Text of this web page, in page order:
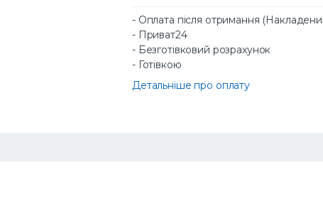
- Оплата після отримання
- Приват24
- Безготівковий розрахунок
- Готівкою
Детальніше про оплату